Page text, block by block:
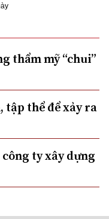
thẩm mỹ “chui”
tập thể để xảy ra
ty xây dựng